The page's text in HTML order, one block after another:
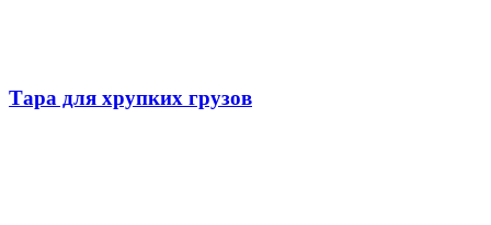
Тара для хрупких грузов